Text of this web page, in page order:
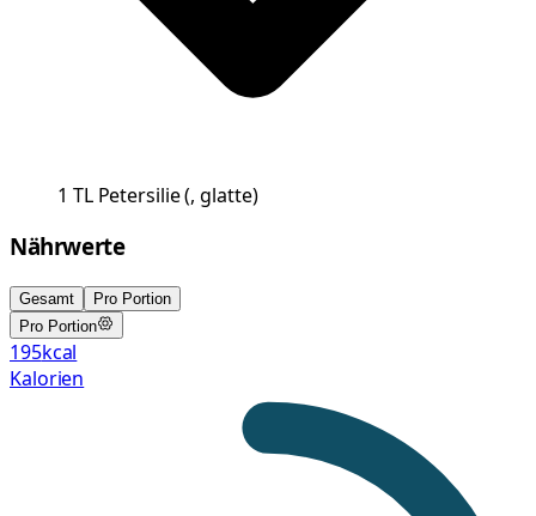
1 TL Petersilie(, glatte)
Nährwerte
Gesamt
Pro Portion
Pro Portion
195kcal
Kalorien